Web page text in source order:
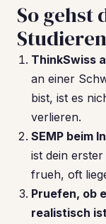
So gehst
ThinkSwiss
an einer
bist, ist es
verlieren.
SEMP beim
ist dein
frueh, oft
Pruefen, ob
realistisch